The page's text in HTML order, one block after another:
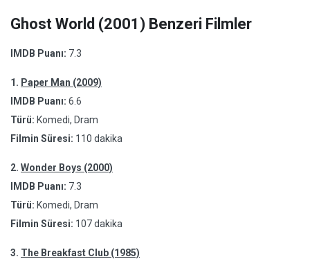
Ghost World (2001) Benzeri Filmler
IMDB Puanı: 7.3
1. Paper Man (2009)
IMDB Puanı: 6.6
Türü: Komedi, Dram
Filmin Süresi: 110 dakika
2. Wonder Boys (2000)
IMDB Puanı: 7.3
Türü: Komedi, Dram
Filmin Süresi: 107 dakika
3. The Breakfast Club (1985)